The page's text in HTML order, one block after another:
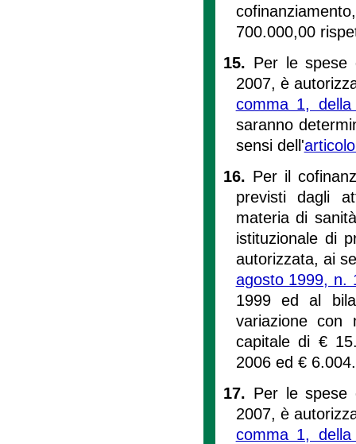
700.000,00
15. Per le spese
2007, è
comma 1,
saranno
sensi dell'
16. Per il
previsti dagli
materia di
istituzionale di
autorizzata, ai
agosto 1999, n.
1999 ed al
variazione con
capitale di €
2006 ed €
17. Per le spese
2007, è
comma 1,